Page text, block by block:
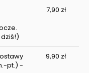
7,90 zł
pt.) -
9,90 zł